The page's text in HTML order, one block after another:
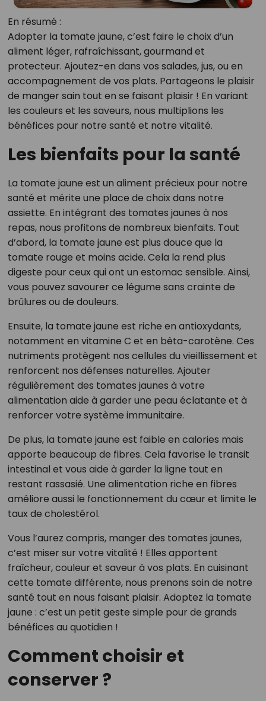
En résumé :
Adopter la tomate jaune, c’est faire le choix d’un
aliment léger, rafraîchissant, gourmand et
protecteur. Ajoutez-en dans vos salades, jus, ou en
accompagnement de vos plats. Partageons le plaisir
de manger sain tout en se faisant plaisir ! En variant
les couleurs et les saveurs, nous multiplions les
bénéfices pour notre santé et notre vitalité.
Les bienfaits pour la santé
La tomate jaune est un aliment précieux pour notre
santé et mérite une place de choix dans notre
assiette. En intégrant des tomates jaunes à nos
repas, nous profitons de nombreux bienfaits. Tout
d’abord, la tomate jaune est plus douce que la
tomate rouge et moins acide. Cela la rend plus
digeste pour ceux qui ont un estomac sensible. Ainsi,
vous pouvez savourer ce légume sans crainte de
brûlures ou de douleurs.
Ensuite, la tomate jaune est riche en antioxydants,
notamment en vitamine C et en bêta-carotène. Ces
nutriments protègent nos cellules du vieillissement et
renforcent nos défenses naturelles. Ajouter
régulièrement des tomates jaunes à votre
alimentation aide à garder une peau éclatante et à
renforcer votre système immunitaire.
De plus, la tomate jaune est faible en calories mais
apporte beaucoup de fibres. Cela favorise le transit
intestinal et vous aide à garder la ligne tout en
restant rassasié. Une alimentation riche en fibres
améliore aussi le fonctionnement du cœur et limite le
taux de cholestérol.
Vous l’aurez compris, manger des tomates jaunes,
c’est miser sur votre vitalité ! Elles apportent
fraîcheur, couleur et saveur à vos plats. En cuisinant
cette tomate différente, nous prenons soin de notre
santé tout en nous faisant plaisir. Adoptez la tomate
jaune : c’est un petit geste simple pour de grands
bénéfices au quotidien !
Comment choisir et
conserver ?